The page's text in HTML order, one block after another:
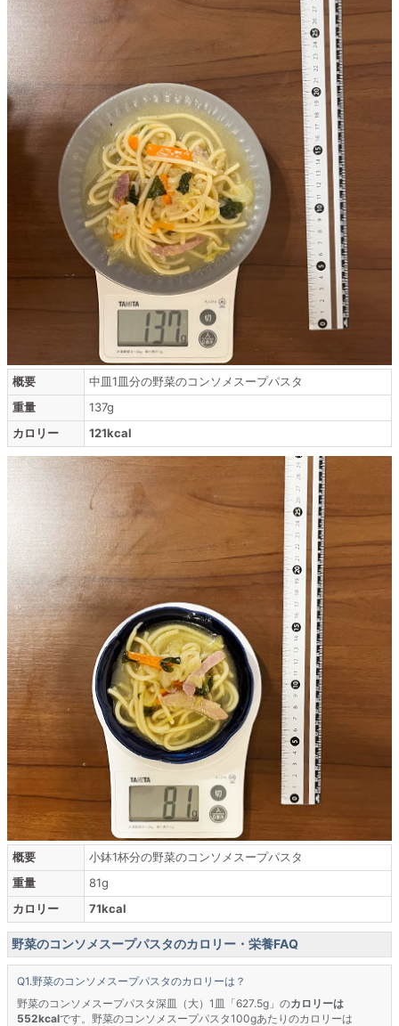
概要
中皿1皿分の野菜のコンソメスープパスタ
重量
137g
カロリー
121kcal
概要
小鉢1杯分の野菜のコンソメスープパスタ
重量
81g
カロリー
71kcal
野菜のコンソメスープパスタのカロリー・栄養FAQ
野菜のコンソメスープパスタのカロリーは？
野菜のコンソメスープパスタ深皿（大）1皿「627.5g」のカロリーは
552kcalです。野菜のコンソメスープパスタ100gあたりのカロリーは